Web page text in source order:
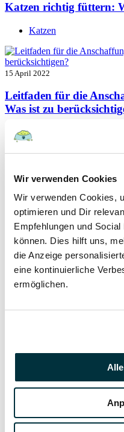
Wir verwenden Cookies
Wir verwenden Cookies,
optimieren und Dir
Empfehlungen und
können. Dies hilft uns,
die Anzeige
eine kontinuierliche
ermöglichen.
Katzen richtig füttern:
Katzen
15 April 2022
Leitfaden für die
Was ist zu
Katzen
Hunde
Katzen
Tierkrankheiten
Katzenversicherung
Katzen
Katzenversicherung
Katzen
17 November 2021